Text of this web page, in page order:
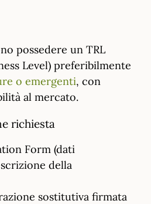
possedere un TRL
Level) preferibilmente
o emergenti, con
al mercato.
richiesta
Form (dati
della
sostitutiva firmata